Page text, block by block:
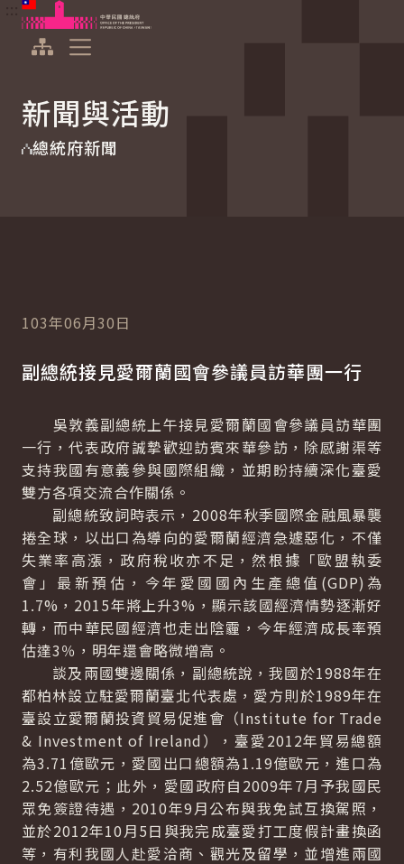
跳到主要內容
中華民國總統府
新聞與活動
總統府新聞
103年06月30日
副總統接見愛爾蘭國會參議員訪華團一行
吳敦義副總統上午接見愛爾蘭國會參議員訪華團
一行，代表政府誠摯歡迎訪賓來華參訪，除感謝渠等
支持我國有意義參與國際組織，並期盼持續深化臺愛
雙方各項交流合作關係。
副總統致詞時表示，2008年秋季國際金融風暴襲
捲全球，以出口為導向的愛爾蘭經濟急遽惡化，不僅
失業率高漲，政府稅收亦不足，然根據「歐盟執委
會」最新預估，今年愛國國內生產總值(GDP)為
1.7%，2015年將上升3%，顯示該國經濟情勢逐漸好
轉，而中華民國經濟也走出陰霾，今年經濟成長率預
估達3％，明年還會略微增高。
談及兩國雙邊關係，副總統說，我國於1988年在
都柏林設立駐愛爾蘭臺北代表處，愛方則於1989年在
臺設立愛爾蘭投資貿易促進會（Institute for Trade
& Investment of Ireland），臺愛2012年貿易總額
為3.71億歐元，愛國出口總額為1.19億歐元，進口為
2.52億歐元；此外，愛國政府自2009年7月予我國民
眾免簽證待遇，2010年9月公布與我免試互換駕照，
並於2012年10月5日與我完成臺愛打工度假計畫換函
等，有利我國人赴愛洽商、觀光及留學，並增進兩國